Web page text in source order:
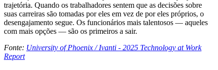
trajetória. Quando os trabalhadores sentem que as decisões sobre
suas carreiras são tomadas por eles em vez de por eles próprios, o
desengajamento segue. Os funcionários mais talentosos — aqueles
com mais opções — são os primeiros a sair.
Fonte: University of Phoenix / Ivanti - 2025 Technology at Work
Report